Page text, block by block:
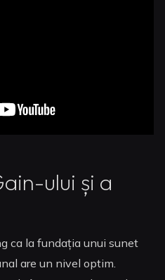
ului și a
ca la fundația unui sunet
are un nivel optim.